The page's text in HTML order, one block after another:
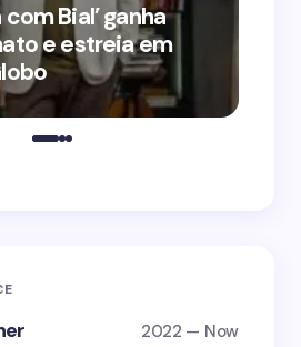
Bial’ ganha
e estreia em
2022 — Now